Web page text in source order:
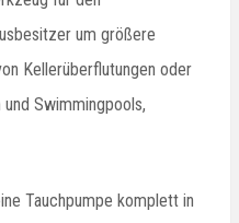
um größere
Kellerüberflutungen oder
Swimmingpools,
Tauchpumpe komplett in